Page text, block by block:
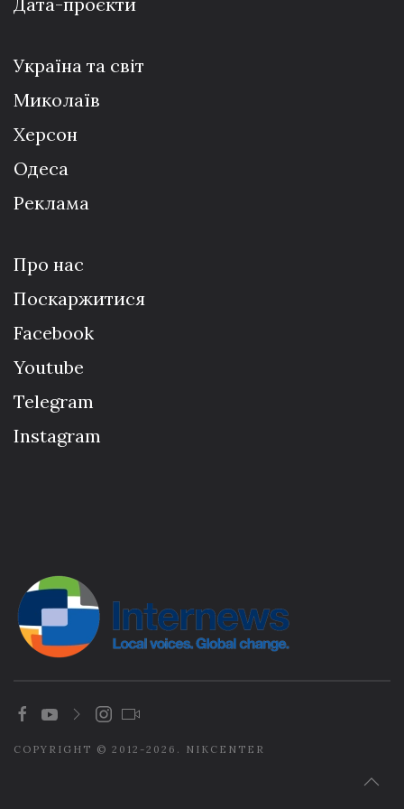
Україна та світ
Миколаїв
Херсон
Одеса
Реклама
Про нас
Поскаржитися
Facebook
Youtube
Telegram
Instagram
COPYRIGHT © 2012-2026. NIKCENTER